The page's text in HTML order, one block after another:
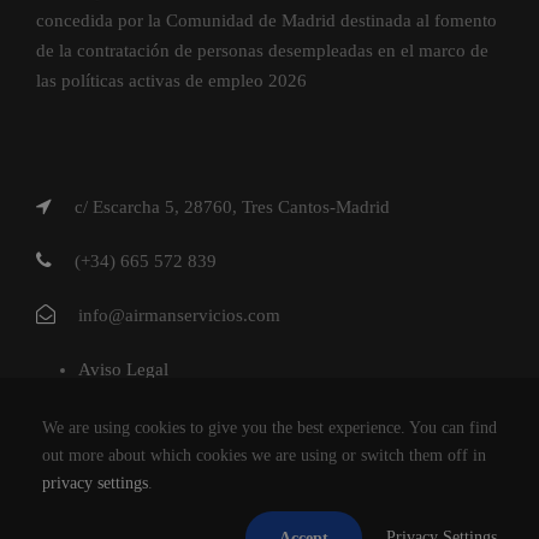
concedida por la Comunidad de Madrid destinada al fomento
de la contratación de personas desempleadas en el marco de
las políticas activas de empleo 2026
c/ Escarcha 5, 28760, Tres Cantos-Madrid
(+34) 665 572 839
info@airmanservicios.com
Aviso Legal
Política de Cookies
AIRMAN SERVICIOS DE RESTAURACION S.L.
We are using cookies to give you the best experience. You can find
out more about which cookies we are using or switch them off in
privacy settings.